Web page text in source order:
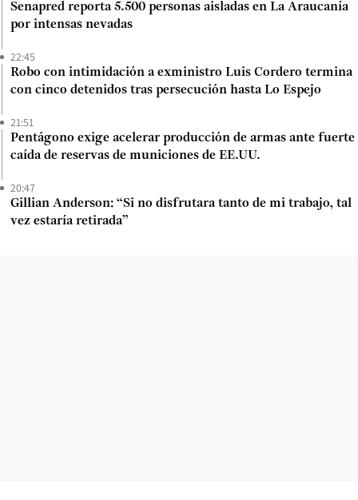
Senapred reporta 5.500 personas aisladas en La Araucanía
por intensas nevadas
22:45
Robo con intimidación a exministro Luis Cordero termina
con cinco detenidos tras persecución hasta Lo Espejo
21:51
Pentágono exige acelerar producción de armas ante fuerte
caída de reservas de municiones de EE.UU.
20:47
Gillian Anderson: “Si no disfrutara tanto de mi trabajo, tal
vez estaría retirada”